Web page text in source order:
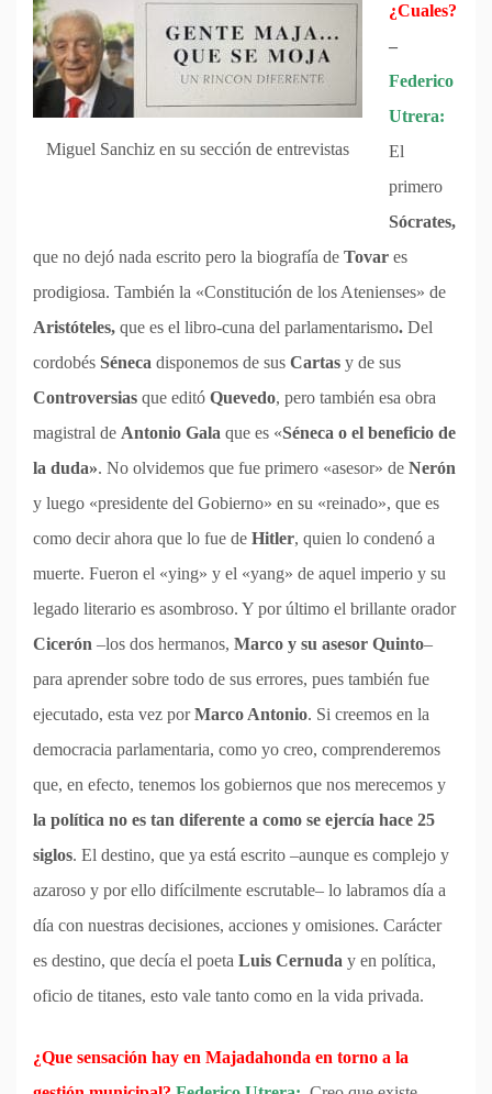
Miguel Sanchiz en su sección de entrevistas
¿Cuales?
–
Federico
Utrera:
El
primero
Sócrates,
que no dejó nada escrito pero la biografía de Tovar es
prodigiosa. También la «Constitución de los Atenienses» de
Aristóteles, que es el libro-cuna del parlamentarismo. Del
cordobés Séneca disponemos de sus Cartas y de sus
Controversias que editó Quevedo, pero también esa obra
magistral de Antonio Gala que es «Séneca o el beneficio de
la duda». No olvidemos que fue primero «asesor» de Nerón
y luego «presidente del Gobierno» en su «reinado», que es
como decir ahora que lo fue de Hitler, quien lo condenó a
muerte. Fueron el «ying» y el «yang» de aquel imperio y su
legado literario es asombroso. Y por último el brillante orador
Cicerón –los dos hermanos, Marco y su asesor Quinto–
para aprender sobre todo de sus errores, pues también fue
ejecutado, esta vez porMarco Antonio. Si creemos en la
democracia parlamentaria, como yo creo, comprenderemos
que, en efecto, tenemos los gobiernos que nos merecemos y
la política no es tan diferente a como se ejercía hace 25
siglos. El destino, que ya está escrito –aunque es complejo y
azaroso y por ello difícilmente escrutable– lo labramos día a
día con nuestras decisiones, acciones y omisiones. Carácter
es destino, que decía el poeta Luis Cernuda y en política,
oficio de titanes, esto vale tanto como en la vida privada.
¿Que sensación hay en Majadahonda en torno a la